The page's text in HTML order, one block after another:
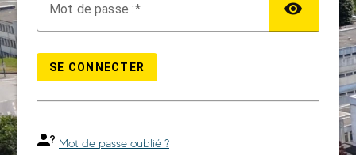
Mot de passe :
SE CONNECTER
Mot de passe oublié ?